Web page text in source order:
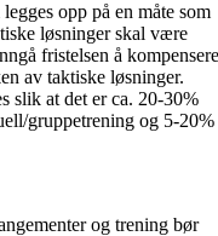
opp på en måte som
løsninger skal være
fristelsen å kompensere
av taktiske løsninger.
slik at det er ca. 20-30%
gruppetrening og 5-20%
og trening bør